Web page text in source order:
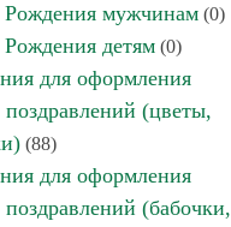
мужчинам(0)
детям(0)
для оформления
поздравлений (цветы,
(88)
для оформления
поздравлений (бабочки,